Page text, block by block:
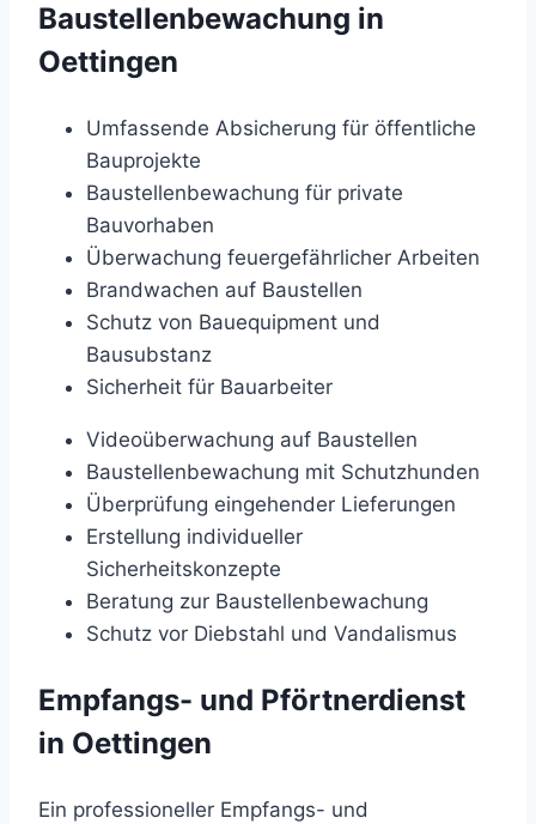
Baustellenbewachung in
Oettingen
Umfassende Absicherung für öffentliche
Bauprojekte
Baustellenbewachung für private
Bauvorhaben
Überwachung feuergefährlicher Arbeiten
Brandwachen auf Baustellen
Schutz von Bauequipment und
Bausubstanz
Sicherheit für Bauarbeiter
Videoüberwachung auf Baustellen
Baustellenbewachung mit Schutzhunden
Überprüfung eingehender Lieferungen
Erstellung individueller
Sicherheitskonzepte
Beratung zur Baustellenbewachung
Schutz vor Diebstahl und Vandalismus
Empfangs- und Pförtnerdienst
in Oettingen
Ein professioneller Empfangs- und